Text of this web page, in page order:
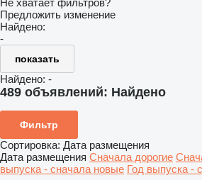
Не хватает фильтров?
Предложить изменение
Найдено:
-
показать
Найдено: -
489 объявлений: Найдено
Фильтр
Сортировка: Дата размещения
Дата размещения Сначала дорогие
выпуска - сначала новые Год выпуска -